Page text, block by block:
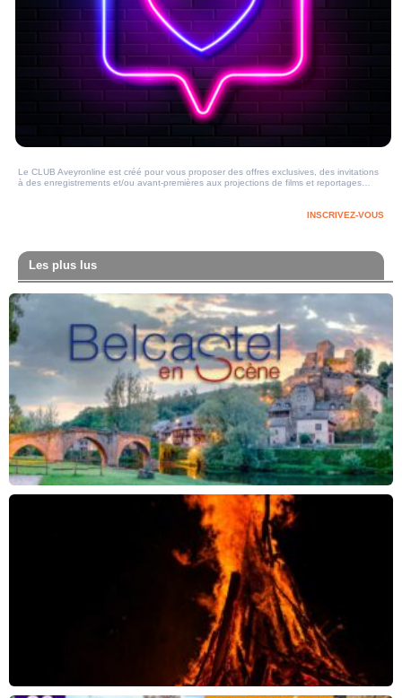
Le CLUB Aveyronline est créé pour vous proposer des offres exclusives, des invitations
à des enregistrements et/ou avant-premières aux projections de films et reportages…
INSCRIVEZ-VOUS
Les plus lus